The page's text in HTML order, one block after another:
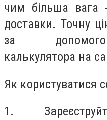
чим більша вага
доставки. Точну
за
калькулятора на
Як користуватися
1.